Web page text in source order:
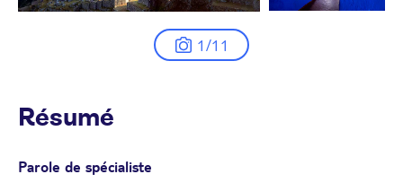
1/11
Résumé
Parole de spécialiste